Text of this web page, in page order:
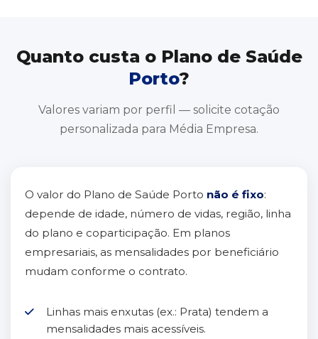
Quanto custa o Plano de Saúde
Porto?
Valores variam por perfil — solicite cotação
personalizada para Média Empresa.
O valor do Plano de Saúde Porto não é fixo:
depende de idade, número de vidas, região, linha
do plano e coparticipação. Em planos
empresariais, as mensalidades por beneficiário
mudam conforme o contrato.
Linhas mais enxutas (ex.: Prata) tendem a
mensalidades mais acessíveis.